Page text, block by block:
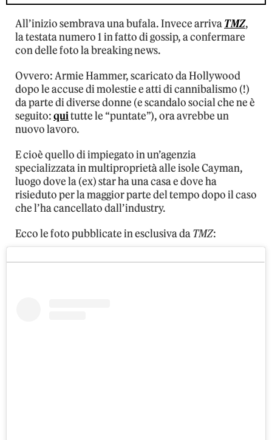
All’inizio sembrava una bufala. Invece arrivaTMZ,
la testata numero 1 in fatto di gossip, a confermare
con delle foto la breaking news.
Ovvero: Armie Hammer, scaricato da Hollywood
dopo le accuse di molestie e atti di cannibalismo (!)
da parte di diverse donne (e scandalo social che ne è
seguito:quitutte le “puntate”), ora avrebbe un
nuovo lavoro.
E cioè quello di impiegato in un’agenzia
specializzata in multiproprietà alle isole Cayman,
luogo dove la (ex) star ha una casa e dove ha
risieduto per la maggior parte del tempo dopo il caso
che l’ha cancellato dall’industry.
Ecco le foto pubblicate in esclusiva daTMZ: